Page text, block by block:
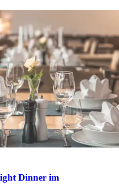
Dinner im